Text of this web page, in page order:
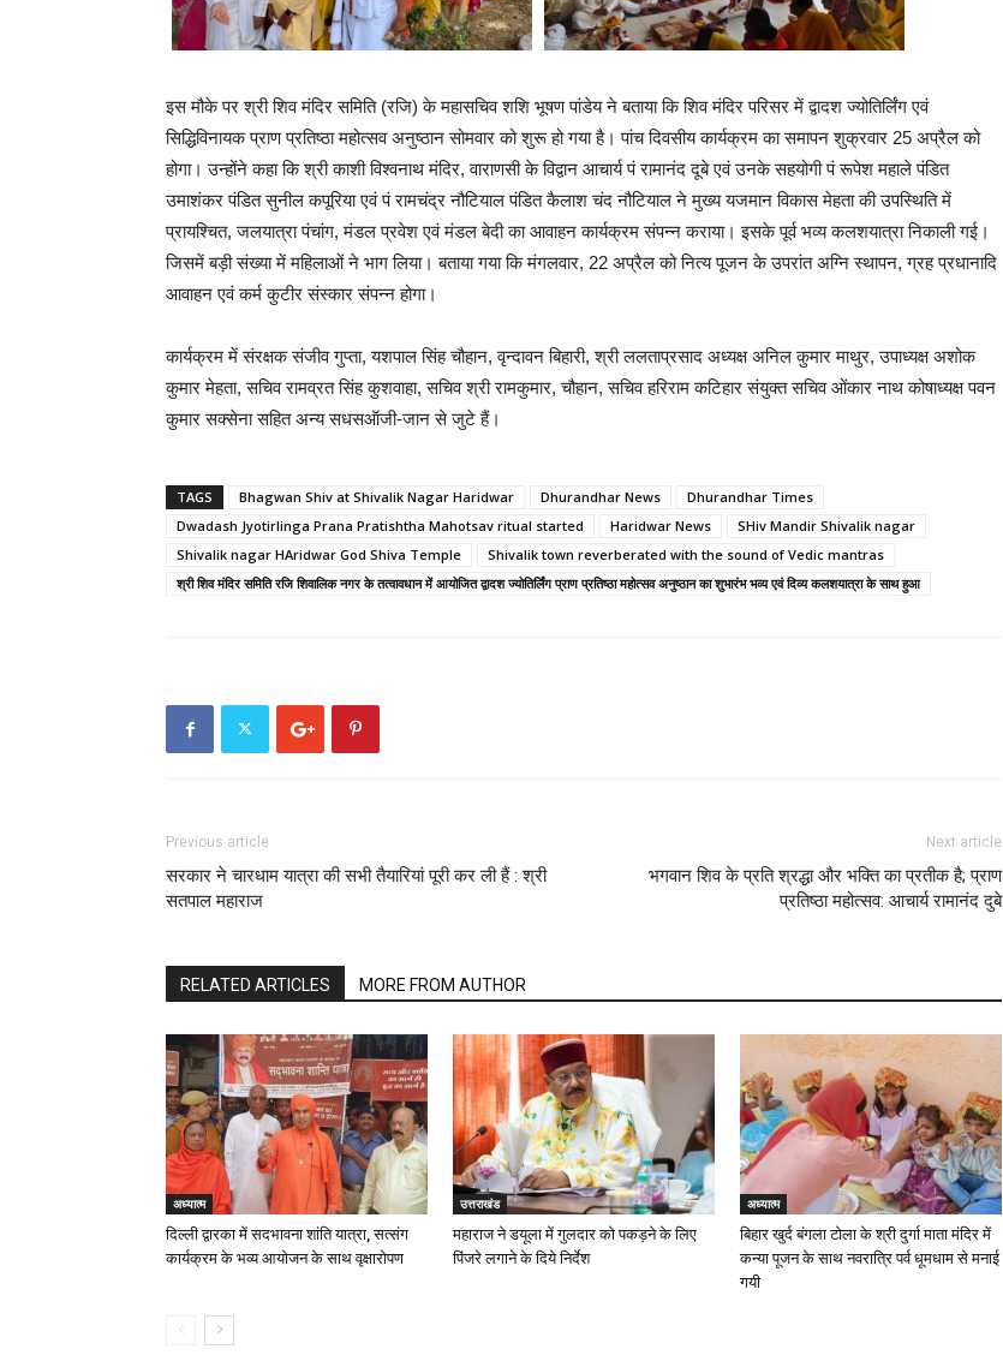
इस मौके पर श्री शिव मंदिर समिति (रजि) के महासचिव शशि भूषण पांडेय ने बताया कि शिव मंदिर परिसर में द्वादश ज्योतिर्लिंग एवं
सिद्धिविनायक प्राण प्रतिष्ठा महोत्सव अनुष्ठान सोमवार को शुरू हो गया है। पांच दिवसीय कार्यक्रम का समापन शुक्रवार 25 अप्रैल को
होगा। उन्होंने कहा कि श्री काशी विश्वनाथ मंदिर, वाराणसी के विद्वान आचार्य पं रामानंद दूबे एवं उनके सहयोगी पं रूपेश महाले पंडित
उमाशंकर पंडित सुनील कपूरिया एवं पं रामचंद्र नौटियाल पंडित कैलाश चंद नौटियाल ने मुख्य यजमान विकास मेहता की उपस्थिति में
प्रायश्चित, जलयात्रा पंचांग, मंडल प्रवेश एवं मंडल बेदी का आवाहन कार्यक्रम संपन्न कराया। इसके पूर्व भव्य कलशयात्रा निकाली गई।
जिसमें बड़ी संख्या में महिलाओं ने भाग लिया।‌ बताया गया कि मंगलवार, 22 अप्रैल को नित्य पूजन के उपरांत अग्नि स्थापन, ग्रह प्रधानादि
आवाहन एवं कर्म कुटीर संस्कार संपन्न होगा।
कार्यक्रम में संरक्षक संजीव गुप्ता, यशपाल सिंह चौहान, वृन्दावन बिहारी, श्री ललताप्रसाद अध्यक्ष अनिल कुमार माथुर, उपाध्यक्ष अशोक
कुमार मेहता, सचिव रामव्रत सिंह कुशवाहा, सचिव श्री रामकुमार, चौहान, सचिव हरिराम कटिहार संयुक्त सचिव ओंकार नाथ कोषाध्यक्ष पवन
कुमार सक्सेना सहित अन्य सधसऑजी-जान से जुटे हैं।
TAGS Bhagwan Shiv at Shivalik Nagar Haridwar Dhurandhar News
Dhurandhar Times
Dwadash Jyotirlinga Prana Pratishtha Mahotsav ritual started
Haridwar News
SHiv Mandir Shivalik nagar
Shivalik nagar HAridwar God Shiva Temple
Shivalik town reverberated with the sound of Vedic mantras
श्री शिव मंदिर समिति रजि शिवालिक नगर के तत्वावधान में आयोजित द्वादश ज्योतिर्लिंग प्राण प्रतिष्ठा महोत्सव अनुष्ठान का शुभारंभ भव्य एवं दिव्य कलशयात्रा के साथ हुआ
Previous article
सरकार ने चारधाम यात्रा की सभी तैयारियां पूरी कर ली हैं : श्री
सतपाल महाराज
Next article
भगवान शिव के प्रति श्रद्धा और भक्ति का प्रतीक है; प्राण
प्रतिष्ठा महोत्सव: आचार्य रामानंद दुबे
RELATED ARTICLES MORE FROM AUTHOR
अध्यात्म
दिल्ली द्वारका में सदभावना शांति यात्रा, सत्संग
कार्यक्रम के भव्य आयोजन के साथ वृक्षारोपण
उत्तराखंड
महाराज ने डयूला में गुलदार को पकड़ने के लिए
पिंजरे लगाने के दिये निर्देश
अध्यात्म
बिहार खुर्द बंगला टोला के श्री दुर्गा माता मंदिर में
कन्या पूजन के साथ नवरात्रि पर्व धूमधाम से मनाई
गयी